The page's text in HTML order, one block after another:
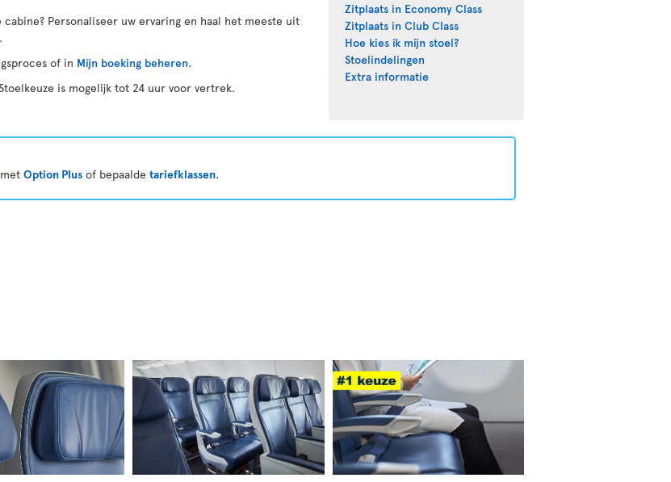
Personaliseer uw ervaring en haal het meeste uit
of in Mijn boeking beheren.
is mogelijk tot 24 uur voor vertrek.
Zitplaats in Economy Class
Zitplaats in Club Class
Hoe kies ik mijn stoel?
Stoelindelingen
Extra informatie
Option Plus of bepaalde tariefklassen.